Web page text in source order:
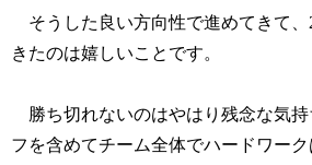
そうした良い方向性で進めてきて、
きたのは嬉しいことです。
勝ち切れないのはやはり残念な気持
フを含めてチーム全体でハードワー